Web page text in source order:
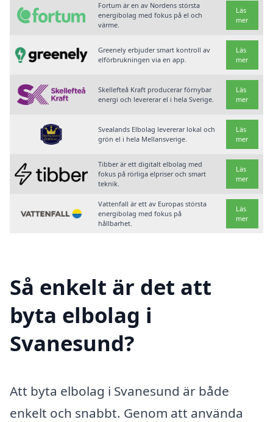
Fortum är en av Nordens största
energibolag med fokus på el och
värme.
Läs
mer
Greenely erbjuder smart kontroll av
elförbrukningen via en app.
Läs
mer
Skellefteå Kraft producerar förnybar
energi och levererar el i hela Sverige.
Läs
mer
Svealands Elbolag levererar lokal och
grön el i hela Mellansverige.
Läs
mer
Tibber är ett digitalt elbolag med
fokus på rörliga elpriser och smart
teknik.
Läs
mer
Vattenfall är ett av Europas största
energibolag med fokus på
hållbarhet.
Läs
mer
Så enkelt är det att
byta elbolag i
Svanesund?
Att byta elbolag i Svanesund är både
enkelt och snabbt. Genom att använda